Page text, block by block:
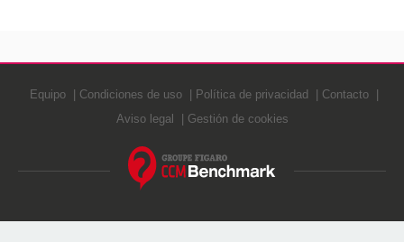
Equipo Condiciones de uso Política de privacidad
Contacto
Aviso legal
Gestión de cookies